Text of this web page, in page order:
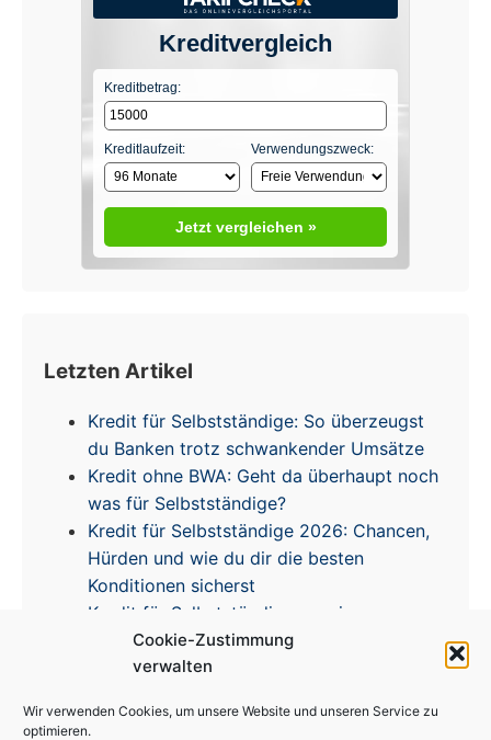
Cookie-Zustimmung
verwalten
Wir verwenden Cookies, um unsere Website und unseren Service zu
optimieren.
Kreditvergleich
Kreditbetrag:
Kreditlaufzeit: Verwendungszweck:
Jetzt vergleichen »
Letzten Artikel
Kredit für Selbstständige: So überzeugst
du Banken trotz schwankender Umsätze
Kredit ohne BWA: Geht da überhaupt noch
was für Selbstständige?
Kredit für Selbstständige 2026: Chancen,
Hürden und wie du dir die besten
Konditionen sicherst
Kredit für Selbstständige – meine
Erfahrungen & Tipps zur Zinsentwicklung